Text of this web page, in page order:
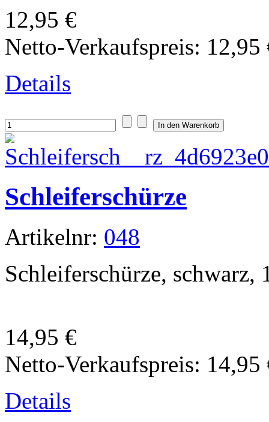
12,95 €
Netto-Verkaufspreis: 12,95
Details
Schleiferschürze
Artikelnr: 048
Schleiferschürze, schwarz,
14,95 €
Netto-Verkaufspreis: 14,95
Details